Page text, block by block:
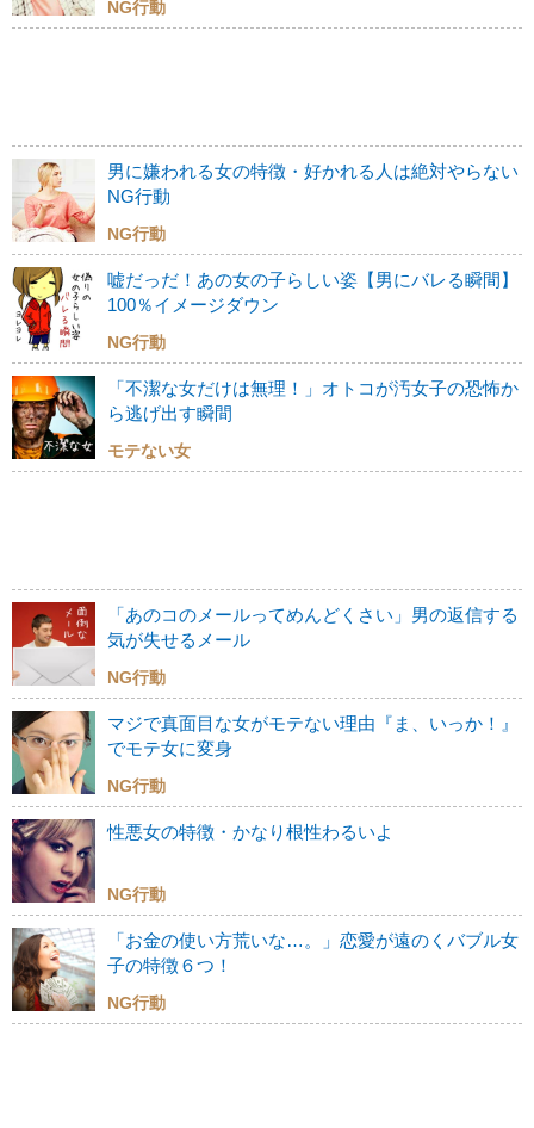
NG行動
男に嫌われる女の特徴・好かれる人は絶対やらない
NG行動
NG行動
嘘だっだ！あの女の子らしい姿【男にバレる瞬間】
100％イメージダウン
NG行動
「不潔な女だけは無理！」オトコが汚女子の恐怖か
ら逃げ出す瞬間
モテない女
「あのコのメールってめんどくさい」男の返信する
気が失せるメール
NG行動
マジで真面目な女がモテない理由『ま、いっか！』
でモテ女に変身
NG行動
性悪女の特徴・かなり根性わるいよ
NG行動
「お金の使い方荒いな…。」恋愛が遠のくバブル女
子の特徴６つ！
NG行動